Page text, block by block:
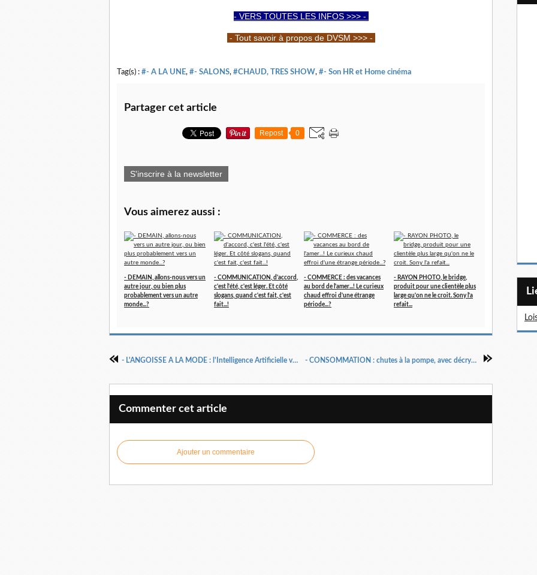
- VERS TOUTES LES INFOS >>> -
- Tout savoir à propos de DVSM >>> -
Tag(s) : #- A LA UNE, #- SALONS, #CHAUD, TRES SHOW, #- Son HR et Home cinéma
Partager cet article
Repost 0
S'inscrire à la newsletter
Vous aimerez aussi :
- DEMAIN, allons-nous vers un
autre jour, ou bien plus
probablement vers un autre
monde...?
- COMMUNICATION, d'accord,
c'est l'été, c'est léger. Et côté
slogans, quand c'est fait, c'est
fait...!
- COMMERCE : des vacances
au bord de l'amer...! Le curieux
chaud effroi d'une étrange
période...?
- RAYON PHOTO, le bridge,
produit pour une clientèle plus
large qu'on ne le croit. Sony l'a
refait...
- L'ANGOISSE A LA MODE : l'Intelligence Artificielle va-t-elle tous nous dévorer tout cru...? - CONSOMMATION : chutes à la pompe, avec décryptages moins simples qu'il n'y paraît...
Commenter cet article
Ajouter un commentaire